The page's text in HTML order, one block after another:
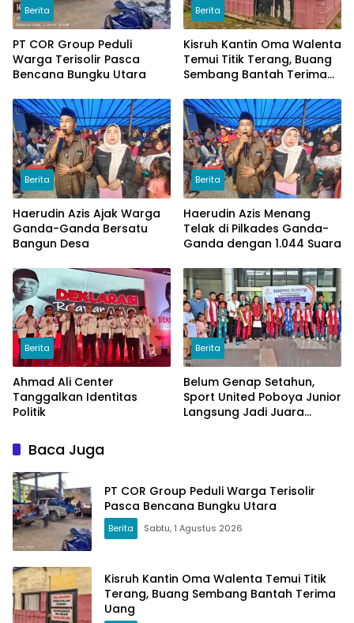
Berita
PT COR Group Peduli
Warga Terisolir Pasca
Bencana Bungku Utara
Berita
Kisruh Kantin Oma Walenta
Temui Titik Terang, Buang
Sembang Bantah Terima
Berita
Haerudin Azis Ajak Warga
Ganda-Ganda Bersatu
Bangun Desa
Berita
Haerudin Azis Menang
Telak di Pilkades Ganda-
Ganda dengan 1.044 Suara
Berita
Ahmad Ali Center
Tanggalkan Identitas
Politik
Berita
Belum Genap Setahun,
Sport United Poboya Junior
Langsung Jadi Juara
Baca Juga
PT COR Group Peduli Warga Terisolir
Pasca Bencana Bungku Utara
Berita Sabtu, 1 Agustus 2026
Kisruh Kantin Oma Walenta Temui Titik
Terang, Buang Sembang Bantah Terima
Uang